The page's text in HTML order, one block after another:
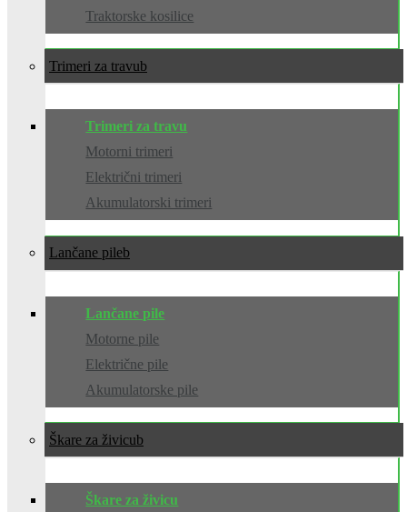
Traktorske kosilice
Trimeri za travu
Trimeri za travu
Motorni trimeri
Električni trimeri
Akumulatorski trimeri
Lančane pile
Lančane pile
Motorne pile
Električne pile
Akumulatorske pile
Škare za živicu
Škare za živicu